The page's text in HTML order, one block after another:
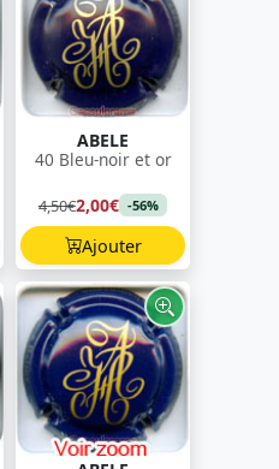
ABELE
40 Bleu-noir et or
4,50€2,00€ -56%
Ajouter